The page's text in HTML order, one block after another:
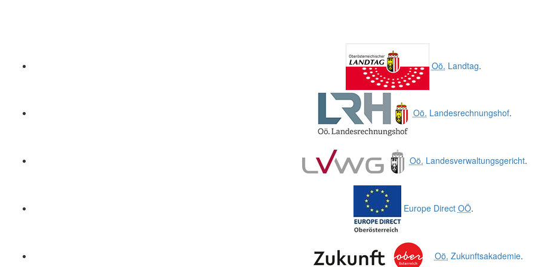
Oö. Landtag.
Oö. Landesrechnungshof.
Oö. Landesverwaltungsgericht.
Europe Direct OÖ.
Oö. Zukunftsakademie.